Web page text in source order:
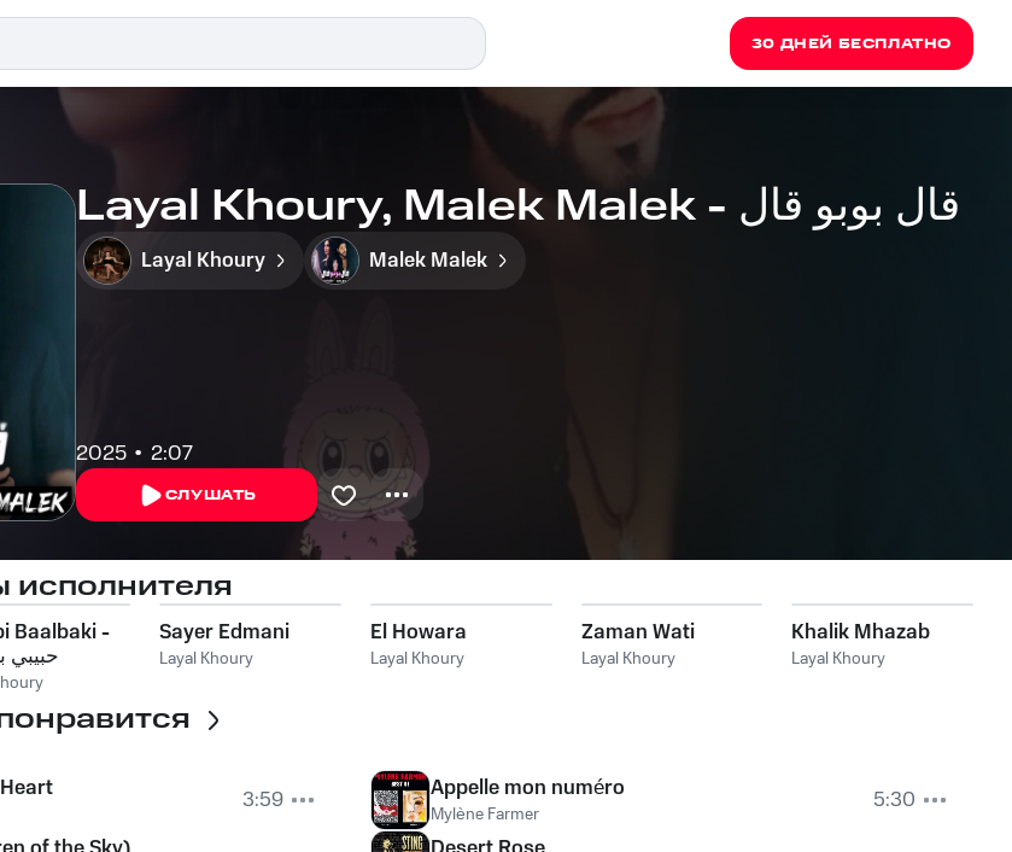
30 ДНЕЙ БЕСПЛАТНО
Layal Khoury, Malek Malek - قال بوبو قال
Layal Khoury Malek Malek
2025 2:07
СЛУШАТЬ
исполнителя
Baalbaki -
حبيبي
Sayer Edmani
Layal Khoury
El Howara
Layal Khoury
Zaman Wati
Layal Khoury
Khalik Mhazab
Layal Khoury
3:59
Appelle mon numéro
Mylène Farmer
5:30